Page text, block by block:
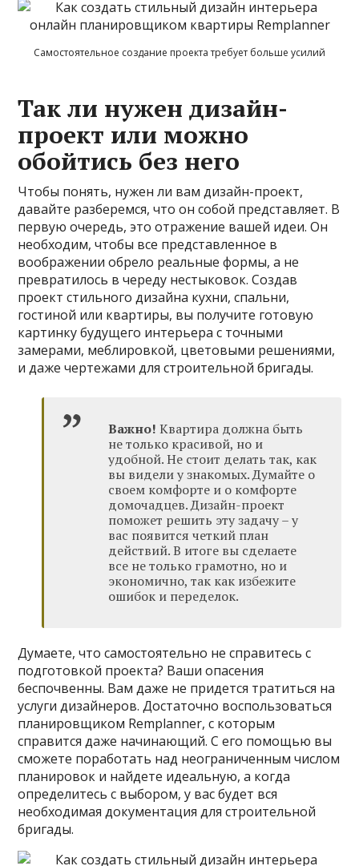
Самостоятельное создание проекта требует больше усилий
Так ли нужен дизайн-
проект или можно
обойтись без него
Чтобы понять, нужен ли вам дизайн-проект,
давайте разберемся, что он собой представляет. В
первую очередь, это отражение вашей идеи. Он
необходим, чтобы все представленное в
воображении обрело реальные формы, а не
превратилось в череду нестыковок. Создав
проект стильного дизайна кухни, спальни,
гостиной или квартиры, вы получите готовую
картинку будущего интерьера с точными
замерами, меблировкой, цветовыми решениями,
и даже чертежами для строительной бригады.
Важно! Квартира должна быть
не только красивой, но и
удобной. Не стоит делать так, как
вы видели у знакомых. Думайте о
своем комфорте и о комфорте
домочадцев. Дизайн-проект
поможет решить эту задачу – у
вас появится четкий план
действий. В итоге вы сделаете
все не только грамотно, но и
экономично, так как избежите
ошибок и переделок.
Думаете, что самостоятельно не справитесь с
подготовкой проекта? Ваши опасения
беспочвенны. Вам даже не придется тратиться на
услуги дизайнеров. Достаточно воспользоваться
планировщиком Remplanner, с которым
справится даже начинающий. С его помощью вы
сможете поработать над неограниченным числом
планировок и найдете идеальную, а когда
определитесь с выбором, у вас будет вся
необходимая документация для строительной
бригады.